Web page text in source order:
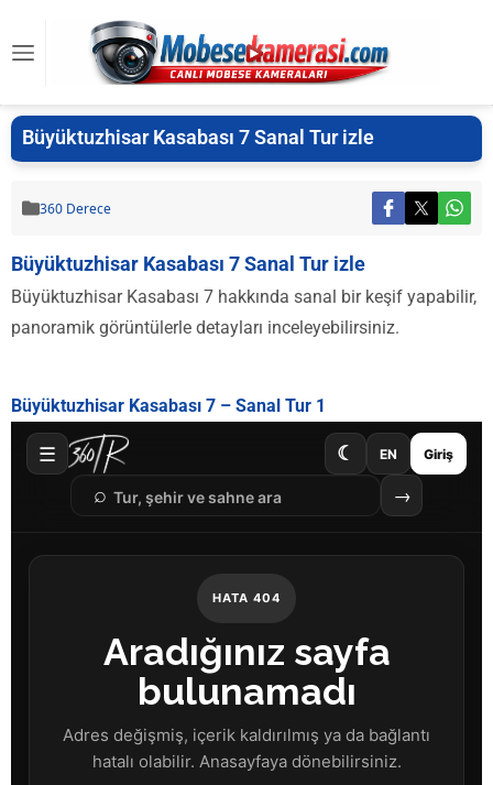
Büyüktuzhisar Kasabası 7 Sanal Tur izle
360 Derece
Büyüktuzhisar Kasabası 7 Sanal Tur izle
Büyüktuzhisar Kasabası 7 hakkında sanal bir keşif yapabilir,
panoramik görüntülerle detayları inceleyebilirsiniz.
Büyüktuzhisar Kasabası 7 – Sanal Tur 1